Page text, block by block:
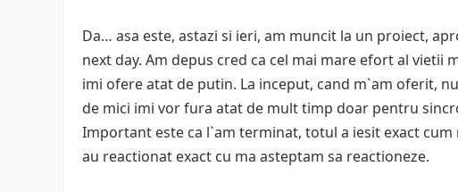
Da… asa este, astazi si ieri, am muncit la un proiect,
next day. Am depus cred ca cel mai mare efort al vietii
imi ofere atat de putin. La inceput, cand m`am oferit,
de mici imi vor fura atat de mult timp doar pentru
Important este ca l`am terminat, totul a iesit exact
au reactionat exact cu ma asteptam sa reactioneze.